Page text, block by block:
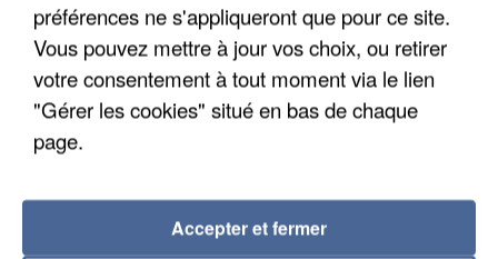
préférences ne s'appliqueront que pour ce site.
Vous pouvez mettre à jour vos choix, ou retirer
votre consentement à tout moment via le lien
"Gérer les cookies" situé en bas de chaque
page.
Accepter et fermer